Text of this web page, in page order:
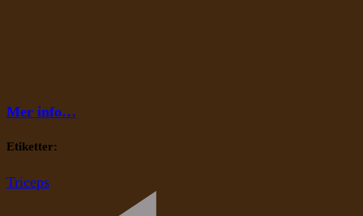
Mer info…
Etiketter:
Triceps
Inläggsnavigering